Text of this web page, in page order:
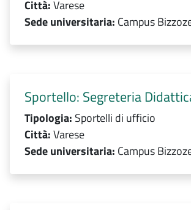
Città:Varese
Sede universitaria: Campus
Sportello: Segreteria
Tipologia: Sportelli di ufficio
Città:Varese
Sede universitaria: Campus